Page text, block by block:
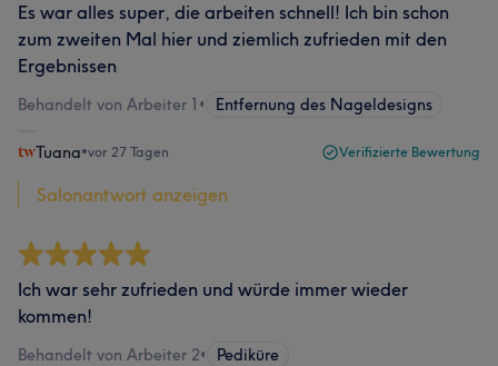
Es war alles super, die arbeiten schnell! Ich bin schon
zum zweiten Mal hier und ziemlich zufrieden mit den
Ergebnissen
Behandelt von Arbeiter 1 • Entfernung des Nageldesigns
Tuana•vor 27 Tagen Verifizierte Bewertung
Salonantwort anzeigen
Ich war sehr zufrieden und würde immer wieder
kommen!
Behandelt von Arbeiter 2• Pediküre